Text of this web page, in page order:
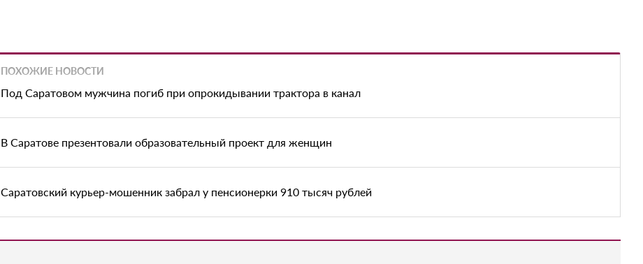
ПОХОЖИЕ НОВОСТИ
Под Саратовом мужчина погиб при опрокидывании трактора в канал
В Саратове презентовали образовательный проект для женщин
Саратовский курьер-мошенник забрал у пенсионерки 910 тысяч рублей